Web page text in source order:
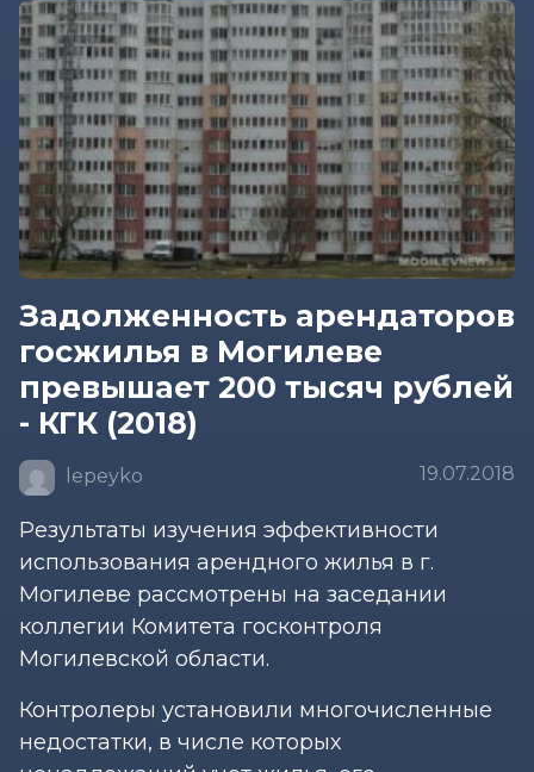
Задолженность арендаторов
госжилья в Могилеве
превышает 200 тысяч рублей
- КГК (2018)
lepeyko 19.07.2018
Результаты изучения эффективности
использования арендного жилья в г.
Могилеве рассмотрены на заседании
коллегии Комитета госконтроля
Могилевской области.
Контролеры установили многочисленные
недостатки, в числе которых